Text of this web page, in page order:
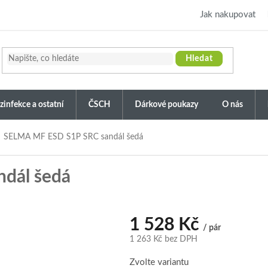
Jak nakupovat
Hledat
a ostatní ČSCH Dárkové poukazy O nás
SELMA MF ESD S1P SRC sandál šedá
šedá
1 528 Kč / pár
1 263 Kč bez DPH
Zvolte variantu